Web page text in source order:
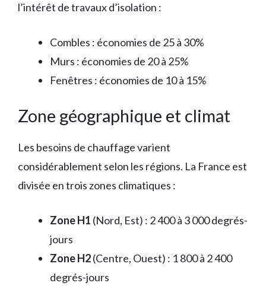
l’intérêt de travaux d’isolation :
Combles : économies de 25 à 30%
Murs : économies de 20 à 25%
Fenêtres : économies de 10 à 15%
Zone géographique et climat
Les besoins de chauffage varient
considérablement selon les régions. La France est
divisée en trois zones climatiques :
Zone H1 (Nord, Est) : 2 400 à 3 000 degrés-
jours
Zone H2(Centre, Ouest) : 1 800 à 2 400
degrés-jours